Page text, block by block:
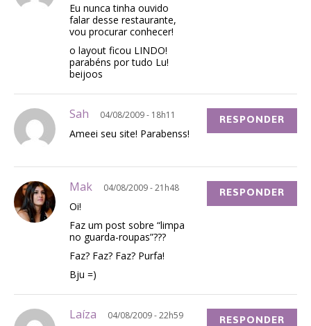
Eu nunca tinha ouvido
falar desse restaurante,
vou procurar conhecer!
o layout ficou LINDO!
parabéns por tudo Lu!
beijoos
Sah 04/08/2009 - 18h11
Ameei seu site! Parabenss!
RESPONDER
Mak 04/08/2009 - 21h48
Oi!
Faz um post sobre “limpa
no guarda-roupas”???
Faz? Faz? Faz? Purfa!
Bju =)
RESPONDER
Laíza 04/08/2009 - 22h59 RESPONDER